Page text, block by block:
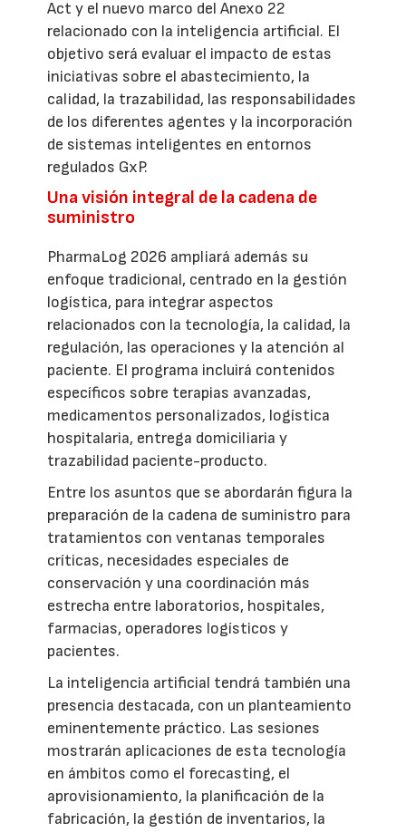
Act y el nuevo marco del Anexo 22
relacionado con la inteligencia artificial. El
objetivo será evaluar el impacto de estas
iniciativas sobre el abastecimiento, la
calidad, la trazabilidad, las responsabilidades
de los diferentes agentes y la incorporación
de sistemas inteligentes en entornos
regulados GxP.
Una visión integral de la cadena de
suministro
PharmaLog 2026 ampliará además su
enfoque tradicional, centrado en la gestión
logística, para integrar aspectos
relacionados con la tecnología, la calidad, la
regulación, las operaciones y la atención al
paciente. El programa incluirá contenidos
específicos sobre terapias avanzadas,
medicamentos personalizados, logística
hospitalaria, entrega domiciliaria y
trazabilidad paciente-producto.
Entre los asuntos que se abordarán figura la
preparación de la cadena de suministro para
tratamientos con ventanas temporales
críticas, necesidades especiales de
conservación y una coordinación más
estrecha entre laboratorios, hospitales,
farmacias, operadores logísticos y
pacientes.
La inteligencia artificial tendrá también una
presencia destacada, con un planteamiento
eminentemente práctico. Las sesiones
mostrarán aplicaciones de esta tecnología
en ámbitos como el forecasting, el
aprovisionamiento, la planificación de la
fabricación, la gestión de inventarios, la